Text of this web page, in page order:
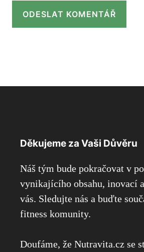
Děkujeme za Vaši Důvěru
Náš tým bude pokračovat v
vynikajícího obsahu, inovací
vás. Sledujte nás a buďte
fitness komunity.
Doufáme, že Nutravita.cz se